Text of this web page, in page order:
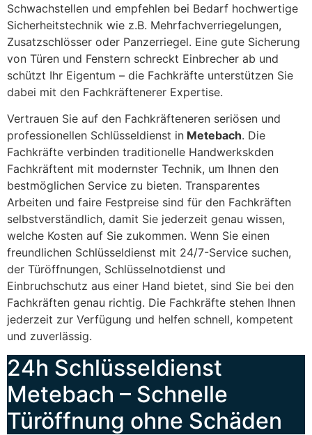
Schwachstellen und empfehlen bei Bedarf hochwertige
Sicherheitstechnik wie z.B. Mehrfachverriegelungen,
Zusatzschlösser oder Panzerriegel. Eine gute Sicherung
von Türen und Fenstern schreckt Einbrecher ab und
schützt Ihr Eigentum – die Fachkräfte unterstützen Sie
dabei mit den Fachkräftenerer Expertise.
Vertrauen Sie auf den Fachkräfteneren seriösen und
professionellen Schlüsseldienst in Metebach. Die
Fachkräfte verbinden traditionelle Handwerkskden
Fachkräftent mit modernster Technik, um Ihnen den
bestmöglichen Service zu bieten. Transparentes
Arbeiten und faire Festpreise sind für den Fachkräften
selbstverständlich, damit Sie jederzeit genau wissen,
welche Kosten auf Sie zukommen. Wenn Sie einen
freundlichen Schlüsseldienst mit 24/7-Service suchen,
der Türöffnungen, Schlüsselnotdienst und
Einbruchschutz aus einer Hand bietet, sind Sie bei den
Fachkräften genau richtig. Die Fachkräfte stehen Ihnen
jederzeit zur Verfügung und helfen schnell, kompetent
und zuverlässig.
24h Schlüsseldienst
Metebach – Schnelle
Türöffnung ohne Schäden